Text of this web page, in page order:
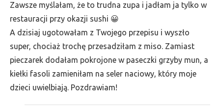
Zawsze myślałam, że to trudna zupa i jadłam ja tylko w
restauracji przy okazji sushi 😀
A dzisiaj ugotowałam z Twojego przepisu i wyszło
super, chociaż trochę przesadziłam z miso. Zamiast
pieczarek dodałam pokrojone w paseczki grzyby mun, a
kiełki fasoli zamieniłam na seler naciowy, który moje
dzieci uwielbiają. Pozdrawiam!